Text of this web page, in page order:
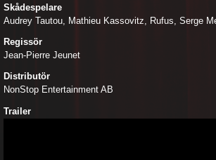
Skådespelare
Audrey Tautou, Mathieu Kassovitz, Rufus, Serge
Regissör
Jean-Pierre Jeunet
Distributör
NonStop Entertainment AB
Trailer